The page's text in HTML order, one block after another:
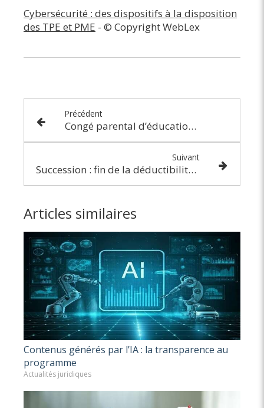
Cybersécurité : des dispositifs à la disposition
des TPE et PME - © Copyright WebLex
Précédent
Congé parental d’éducation : un délai à respecter ?
Suivant
Succession : fin de la déductibilité fiscale de certaines dettes !
Articles similaires
Contenus générés par l’IA : la transparence au
programme
Actualités juridiques